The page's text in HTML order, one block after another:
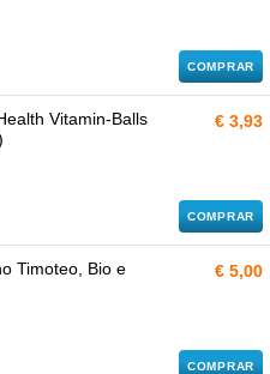
COMPRAR
Vitamin-Balls
€ 3,93
COMPRAR
Timoteo, Bio e
€ 5,00
COMPRAR